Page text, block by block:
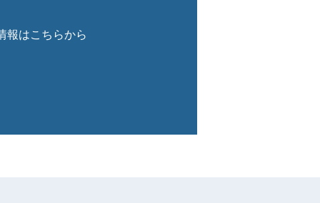
報はこちらから